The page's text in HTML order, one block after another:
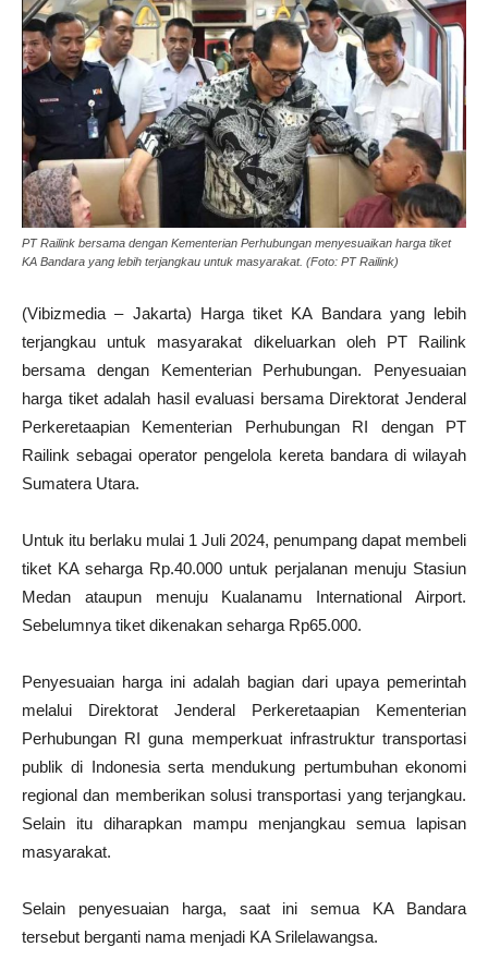
PT Railink bersama dengan Kementerian Perhubungan menyesuaikan harga tiket
KA Bandara yang lebih terjangkau untuk masyarakat. (Foto: PT Railink)
(Vibizmedia – Jakarta) Harga tiket KA Bandara yang lebih
terjangkau untuk masyarakat dikeluarkan oleh PT Railink
bersama dengan Kementerian Perhubungan. Penyesuaian
harga tiket adalah hasil evaluasi bersama Direktorat Jenderal
Perkeretaapian Kementerian Perhubungan RI dengan PT
Railink sebagai operator pengelola kereta bandara di wilayah
Sumatera Utara.
Untuk itu berlaku mulai 1 Juli 2024, penumpang dapat membeli
tiket KA seharga Rp.40.000 untuk perjalanan menuju Stasiun
Medan ataupun menuju Kualanamu International Airport.
Sebelumnya tiket dikenakan seharga Rp65.000.
Penyesuaian harga ini adalah bagian dari upaya pemerintah
melalui Direktorat Jenderal Perkeretaapian Kementerian
Perhubungan RI guna memperkuat infrastruktur transportasi
publik di Indonesia serta mendukung pertumbuhan ekonomi
regional dan memberikan solusi transportasi yang terjangkau.
Selain itu diharapkan mampu menjangkau semua lapisan
masyarakat.
Selain penyesuaian harga, saat ini semua KA Bandara
tersebut berganti nama menjadi KA Srilelawangsa.